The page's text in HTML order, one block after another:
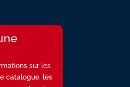
sur les
catalogue, les